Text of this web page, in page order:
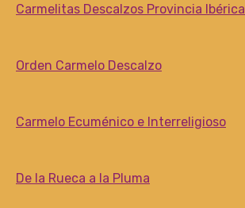
Carmelitas Descalzos Provincia Ibérica
Orden Carmelo Descalzo
Carmelo Ecuménico e Interreligioso
De la Rueca a la Pluma